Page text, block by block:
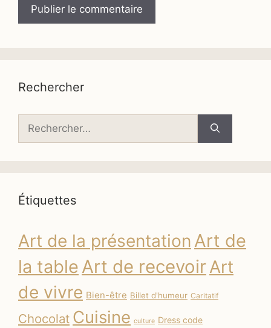
Rechercher
Étiquettes
Art de la présentation Art de
la table Art de recevoirArt
de vivre Bien-être Billet d'humeur Caritatif
Chocolat Cuisine culture Dress code